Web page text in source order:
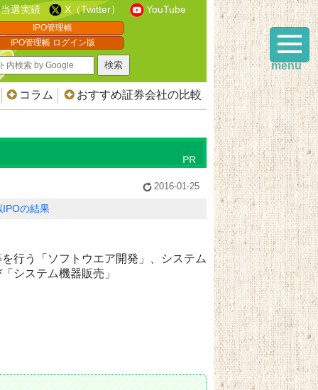
当選実績 X（Twitter） YouTube
IPO管理帳
IPO管理帳 ログイン版
コラム おすすめ証券会社の比較
2016-01-25
IPOの結果
行う「ソフトウエア開発」、システム
システム機器販売」
menu